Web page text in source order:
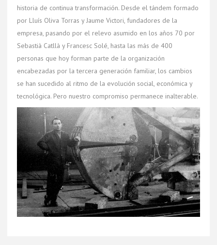
historia de continua transformación. Desde el tándem formado
por Lluís Oliva Torras y Jaume Victori, fundadores de la
empresa, pasando por el relevo asumido en los años 70 por
Sebastià Catllà y Francesc Solé, hasta las más de 400
personas que hoy forman parte de la organización
encabezadas por la tercera generación familiar, los cambios
se han sucedido al ritmo de la evolución social, económica y
tecnológica. Pero nuestro compromiso permanece inalterable.